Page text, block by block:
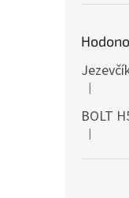
|
BOLT
|